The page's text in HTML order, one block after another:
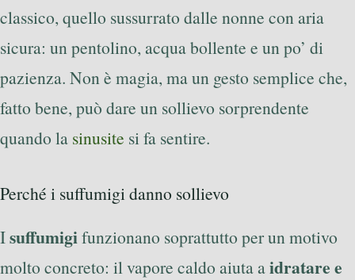
classico, quello sussurrato dalle nonne con aria
sicura: un pentolino, acqua bollente e un po’ di
pazienza. Non è magia, ma un gesto semplice che,
fatto bene, può dare un sollievo sorprendente
quando la sinusite si fa sentire.
Perché i suffumigi danno sollievo
Isuffumigifunzionano soprattutto per un motivo
molto concreto: il vapore caldo aiuta aidratare e